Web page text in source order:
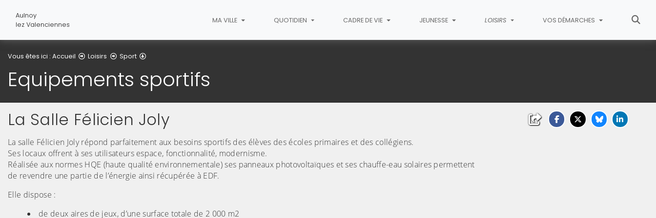
Aulnoy
lez Valenciennes
MA VILLE QUOTIDIEN CADRE DE VIE JEUNESSE LOISIRS VOS DÉMARCHES
Vous êtes ici : Accueil Loisirs Sport
Equipements sportifs
La Salle Félicien Joly
La salle Félicien Joly répond parfaitement aux besoins sportifs des élèves des écoles primaires et des collégiens.
Ses locaux offrent à ses utilisateurs espace, fonctionnalité, modernisme.
Réalisée aux normes HQE (haute qualité environnementale) ses panneaux photovoltaïques et ses chauffe-eau solaires permettent
de revendre une partie de l’énergie ainsi récupérée à EDF.
Elle dispose :
de deux aires de jeux, d’une surface totale de 2 000 m2